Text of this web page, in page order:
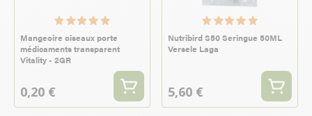
Mangeoire oiseaux porte
médicaments transparent
Vitality - 2GR
0,20 €
Nutribird S50 Seringue 50ML
Versele Laga
5,60 €